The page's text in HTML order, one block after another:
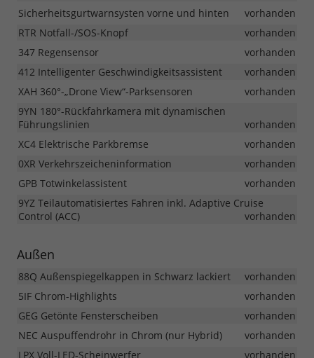
Sicherheitsgurtwarnsysten vorne und hinten
vorhanden
RTR Notfall-/SOS-Knopf
vorhanden
347 Regensensor
vorhanden
412 Intelligenter Geschwindigkeitsassistent
vorhanden
XAH 360°-„Drone View“-Parksensoren
vorhanden
9YN 180°-Rückfahrkamera mit dynamischen
Führungslinien
vorhanden
XC4 Elektrische Parkbremse
vorhanden
0XR Verkehrszeicheninformation
vorhanden
GPB Totwinkelassistent
vorhanden
9YZ Teilautomatisiertes Fahren inkl. Adaptive Cruise
Control (ACC)
vorhanden
Außen
88Q Außenspiegelkappen in Schwarz lackiert
vorhanden
5IF Chrom-Highlights
vorhanden
GEG Getönte Fensterscheiben
vorhanden
NEC Auspuffendrohr in Chrom (nur Hybrid)
vorhanden
LPX Voll-LED-Scheinwerfer
vorhanden